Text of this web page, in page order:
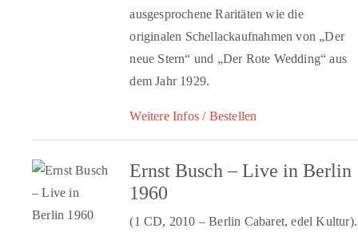
ausgesprochene Raritäten wie die
originalen Schellackaufnahmen von „Der
neue Stern“ und „Der Rote Wedding“ aus
dem Jahr 1929.
Weitere Infos / Bestellen
Ernst Busch – Live in Berlin
1960
(1 CD, 2010 – Berlin Cabaret, edel Kultur).